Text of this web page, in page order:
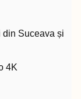
Suceava și
4K